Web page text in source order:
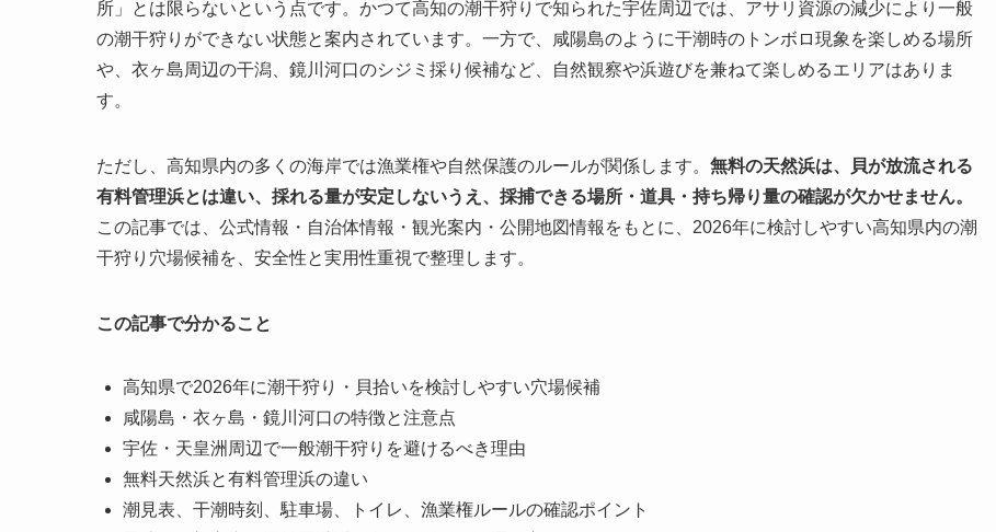
所」とは限らないという点です。かつて高知の潮干狩りで知られた宇佐周辺では、アサリ資源の減少により一般
の潮干狩りができない状態と案内されています。一方で、咸陽島のように干潮時のトンボロ現象を楽しめる場所
や、衣ヶ島周辺の干潟、鏡川河口のシジミ採り候補など、自然観察や浜遊びを兼ねて楽しめるエリアはありま
す。
ただし、高知県内の多くの海岸では漁業権や自然保護のルールが関係します。 無料の天然浜は、貝が放流される
有料管理浜とは違い、採れる量が安定しないうえ、採捕できる場所・道具・持ち帰り量の確認が欠かせません。
この記事では、公式情報・自治体情報・観光案内・公開地図情報をもとに、2026年に検討しやすい高知県内の潮
干狩り穴場候補を、安全性と実用性重視で整理します。
この記事で分かること
高知県で2026年に潮干狩り・貝拾いを検討しやすい穴場候補
咸陽島・衣ヶ島・鏡川河口の特徴と注意点
宇佐・天皇洲周辺で一般潮干狩りを避けるべき理由
無料天然浜と有料管理浜の違い
潮見表、干潮時刻、駐車場、トイレ、漁業権ルールの確認ポイント